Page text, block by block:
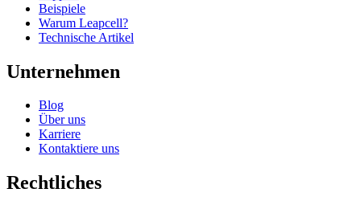
Beispiele
Warum Leapcell?
Technische Artikel
Unternehmen
Blog
Über uns
Karriere
Kontaktiere uns
Rechtliches